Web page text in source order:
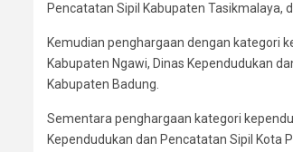
Pencatatan Sipil Kabupaten Tasikmalaya,
Kemudian penghargaan dengan kategori
Kabupaten Ngawi, Dinas Kependudukan
Kabupaten Badung.
Sementara penghargaan kategori
Kependudukan dan Pencatatan Sipil Kota